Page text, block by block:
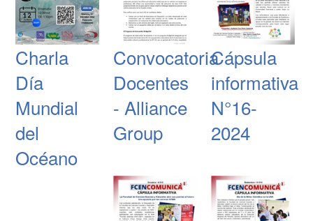
Charla
Día
Mundial
del
Océano
Convocatoria
Docentes
- Alliance
Group
Cápsula
informativa
N°16-
2024